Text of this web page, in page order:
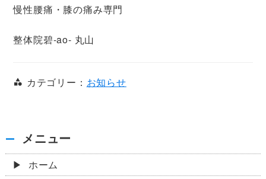
慢性腰痛・膝の痛み専門
整体院碧-ao- 丸山
カテゴリー： お知らせ
メニュー
ホーム